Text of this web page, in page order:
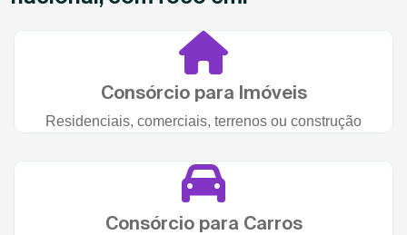
Consórcio para Imóveis
Residenciais, comerciais, terrenos ou construção
Consórcio para Carros